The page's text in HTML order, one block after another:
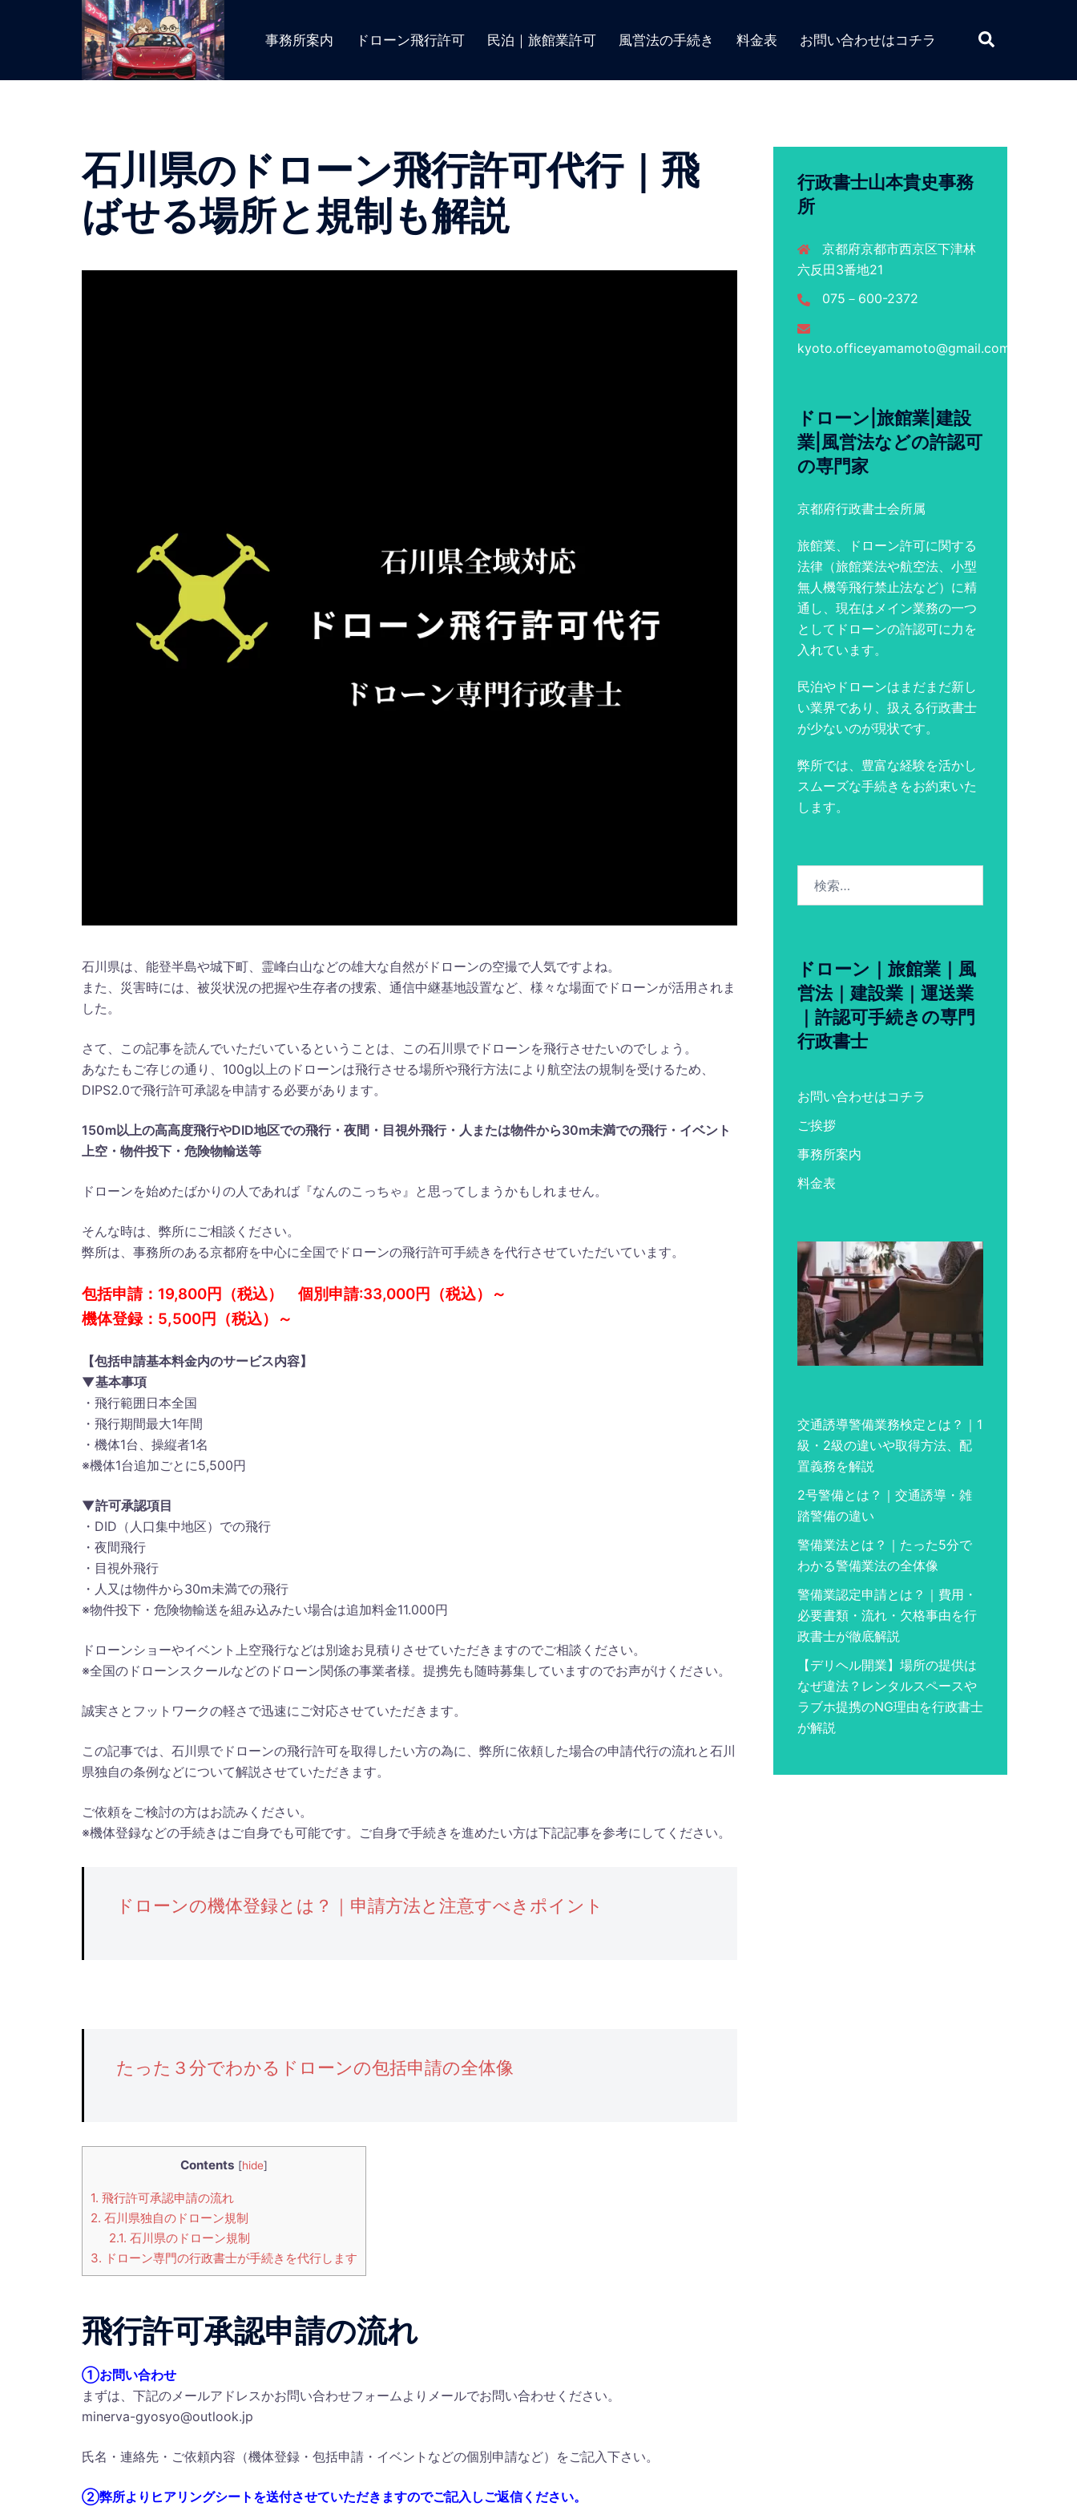
事務所案内 ドローン飛行許可 民泊｜旅館業許可 風営法の手続き 料金表 お問い合わせはコチラ
検
索
石川県のドローン飛行許可代行｜飛
ばせる場所と規制も解説
石川県は、能登半島や城下町、霊峰白山などの雄大な自然がドローンの空撮で人気ですよね。
また、災害時には、被災状況の把握や生存者の捜索、通信中継基地設置など、様々な場面でドローンが活用されま
した。
さて、この記事を読んでいただいているということは、この石川県でドローンを飛行させたいのでしょう。
あなたもご存じの通り、100g以上のドローンは飛行させる場所や飛行方法により航空法の規制を受けるため、
DIPS2.0で飛行許可承認を申請する必要があります。
150m以上の高高度飛行やDID地区での飛行・夜間・目視外飛行・人または物件から30m未満での飛行・イベント
上空・物件投下・危険物輸送等
ドローンを始めたばかりの人であれば『なんのこっちゃ』と思ってしまうかもしれません。
そんな時は、弊所にご相談ください。
弊所は、事務所のある京都府を中心に全国でドローンの飛行許可手続きを代行させていただいています。
包括申請：19,800円（税込） 個別申請:33,000円（税込）～
機体登録：5,500円（税込）～
【包括申請基本料金内のサービス内容】
▼基本事項
・飛行範囲日本全国
・飛行期間最大1年間
・機体1台、操縦者1名
※機体1台追加ごとに5,500円
▼許可承認項目
・DID（人口集中地区）での飛行
・夜間飛行
・目視外飛行
・人又は物件から30m未満での飛行
※物件投下・危険物輸送を組み込みたい場合は追加料金11.000円
ドローンショーやイベント上空飛行などは別途お見積りさせていただきますのでご相談ください。
※全国のドローンスクールなどのドローン関係の事業者様。提携先も随時募集していますのでお声がけください。
誠実さとフットワークの軽さで迅速にご対応させていただきます。
この記事では、石川県でドローンの飛行許可を取得したい方の為に、弊所に依頼した場合の申請代行の流れと石川
県独自の条例などについて解説させていただきます。
ご依頼をご検討の方はお読みください。
※機体登録などの手続きはご自身でも可能です。ご自身で手続きを進めたい方は下記記事を参考にしてください。
ドローンの機体登録とは？｜申請方法と注意すべきポイント
たった３分でわかるドローンの包括申請の全体像
Contents [hide]
1. 飛行許可承認申請の流れ
2. 石川県独自のドローン規制
2.1. 石川県のドローン規制
3. ドローン専門の行政書士が手続きを代行します
飛行許可承認申請の流れ
①お問い合わせ
まずは、下記のメールアドレスかお問い合わせフォームよりメールでお問い合わせください。
minerva-gyosyo@outlook.jp
氏名・連絡先・ご依頼内容（機体登録・包括申請・イベントなどの個別申請など）をご記入下さい。
②弊所よりヒアリングシートを送付させていただきますのでご記入しご返信ください。
行政書士山本貴史事務
所
京都府京都市西京区下津林
六反田3番地21
075－600-2372
kyoto.officeyamamoto@gmail.com
ドローン|旅館業|建設
業|風営法などの許認可
の専門家
京都府行政書士会所属
旅館業、ドローン許可に関する
法律（旅館業法や航空法、小型
無人機等飛行禁止法など）に精
通し、現在はメイン業務の一つ
としてドローンの許認可に力を
入れています。
民泊やドローンはまだまだ新し
い業界であり、扱える行政書士
が少ないのが現状です。
弊所では、豊富な経験を活かし
スムーズな手続きをお約束いた
します。
ドローン｜旅館業｜風
営法｜建設業｜運送業
｜許認可手続きの専門
行政書士
お問い合わせはコチラ
ご挨拶
事務所案内
料金表
交通誘導警備業務検定とは？｜1
級・2級の違いや取得方法、配
置義務を解説
2号警備とは？｜交通誘導・雑
踏警備の違い
警備業法とは？｜たった5分で
わかる警備業法の全体像
警備業認定申請とは？｜費用・
必要書類・流れ・欠格事由を行
政書士が徹底解説
【デリヘル開業】場所の提供は
なぜ違法？レンタルスペースや
ラブホ提携のNG理由を行政書士
が解説